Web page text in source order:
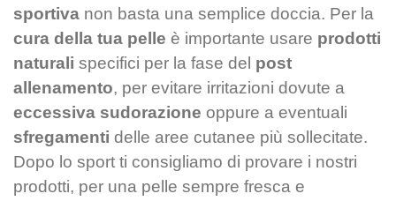
sportiva non basta una semplice doccia. Per la
cura della tua pelle è importante usare prodotti
naturali specifici per la fase del post
allenamento, per evitare irritazioni dovute a
eccessiva sudorazione oppure a eventuali
sfregamenti delle aree cutanee più sollecitate.
Dopo lo sport ti consigliamo di provare i nostri
prodotti, per una pelle sempre fresca e